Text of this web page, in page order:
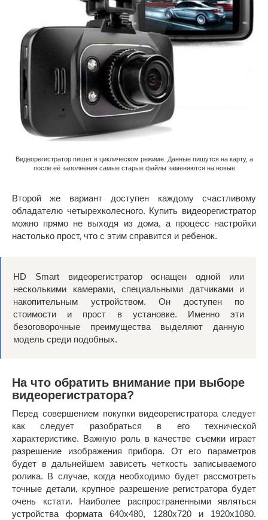
Видеорегистратор пишет в циклическом режиме. Данные пишутся на карту, а
после её заполнения самые старые файлы заменяются на новые
Второй же вариант доступен каждому счастливому
обладателю четырехколесного. Купить видеорегистратор
можно прямо не выходя из дома, а процесс настройки
настолько прост, что с этим справится и ребенок.
HD Smart видеорегистратор оснащен одной или
несколькими камерами, специальными датчиками и
накопительным устройством. Он доступен по
стоимости и прост в установке. Именно эти
безоговорочные преимущества выделяют данную
модель среди подобных.
На что обратить внимание при выборе
видеорегистратора?
Перед совершением покупки видеорегистратора следует
как следует разобраться в его технической
характеристике. Важную роль в качестве съемки играет
разрешение изображения прибора. От его параметров
будет в дальнейшем зависеть четкость записываемого
ролика. В случае, когда необходимо будет рассмотреть
точные детали, крупное разрешение регистратора будет
очень кстати. Наиболее распространенными являться
устройства формата 640х480, 1280х720 и 1920х1080.